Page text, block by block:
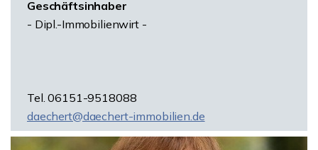
Geschäftsinhaber
- Dipl.-Immobilienwirt -
Tel. 06151-9518088
daechert@daechert-immobilien.de